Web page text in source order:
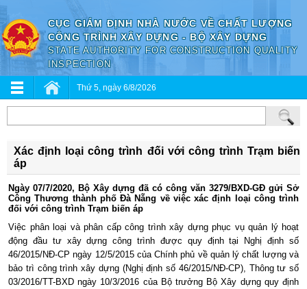
CỤC GIÁM ĐỊNH NHÀ NƯỚC VỀ CHẤT LƯỢNG
CÔNG TRÌNH XÂY DỰNG - BỘ XÂY DỰNG
STATE AUTHORITY FOR CONSTRUCTION QUALITY
INSPECTION
Thứ 5, ngày 6/8/2026
Xác định loại công trình đối với công trình Trạm biến
áp
Ngày 07/7/2020, Bộ Xây dựng đã có công văn 3279/BXD-GĐ gửi Sở
Công Thương thành phố Đà Nẵng về việc xác định loại công trình
đối với công trình Trạm biến áp
Việc phân loại và phân cấp công trình xây dựng phục vụ quản lý hoạt
động đầu tư xây dựng công trình được quy định tại Nghị định số
46/2015/NĐ-CP ngày 12/5/2015 của Chính phủ về quản lý chất lượng và
bảo trì công trình xây dựng (Nghị định số 46/2015/NĐ-CP), Thông tư số
03/2016/TT-BXD ngày 10/3/2016 của Bộ trưởng Bộ Xây dựng quy định